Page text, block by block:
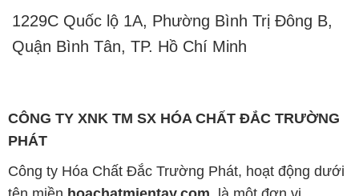
1229C Quốc lộ 1A, Phường Bình Trị Đông B,
Quận Bình Tân, TP. Hồ Chí Minh
CÔNG TY XNK TM SX HÓA CHẤT ĐẮC TRƯỜNG
PHÁT
Công ty Hóa Chất Đắc Trường Phát, hoạt động dưới